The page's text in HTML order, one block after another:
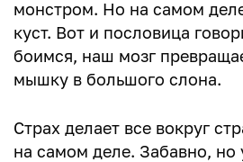
монстром. Но на самом
куст. Вот и пословица
боимся, наш мозг
мышку в большого слона.
Страх делает все вокруг
на самом деле. Забавно, но